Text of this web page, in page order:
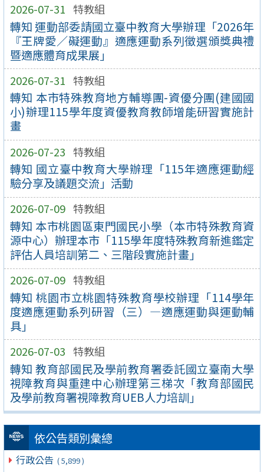
2026-07-31 特教組
轉知 運動部委請國立臺中教育大學辦理「2026年
『王牌愛／礙運動』適應運動系列徵選頒獎典禮
暨適應體育成果展」
2026-07-31 特教組
轉知 本市特殊教育地方輔導團-資優分團(建國國
小)辦理115學年度資優教育教師增能研習實施計
畫
2026-07-23 特教組
轉知 國立臺中教育大學辦理「115年適應運動經
驗分享及議題交流」活動
2026-07-09 特教組
轉知 本市桃園區東門國民小學（本市特殊教育資
源中心）辦理本市「115學年度特殊教育新進鑑定
評估人員培訓第二、三階段實施計畫」
2026-07-09 特教組
轉知 桃園市立桃園特殊教育學校辦理「114學年
度適應運動系列研習（三）—適應運動與運動輔
具」
2026-07-03 特教組
轉知 教育部國民及學前教育署委託國立臺南大學
視障教育與重建中心辦理第三梯次「教育部國民
及學前教育署視障教育UEB人力培訓」
依公告類別彙總
行政公告 ( 5,899 )